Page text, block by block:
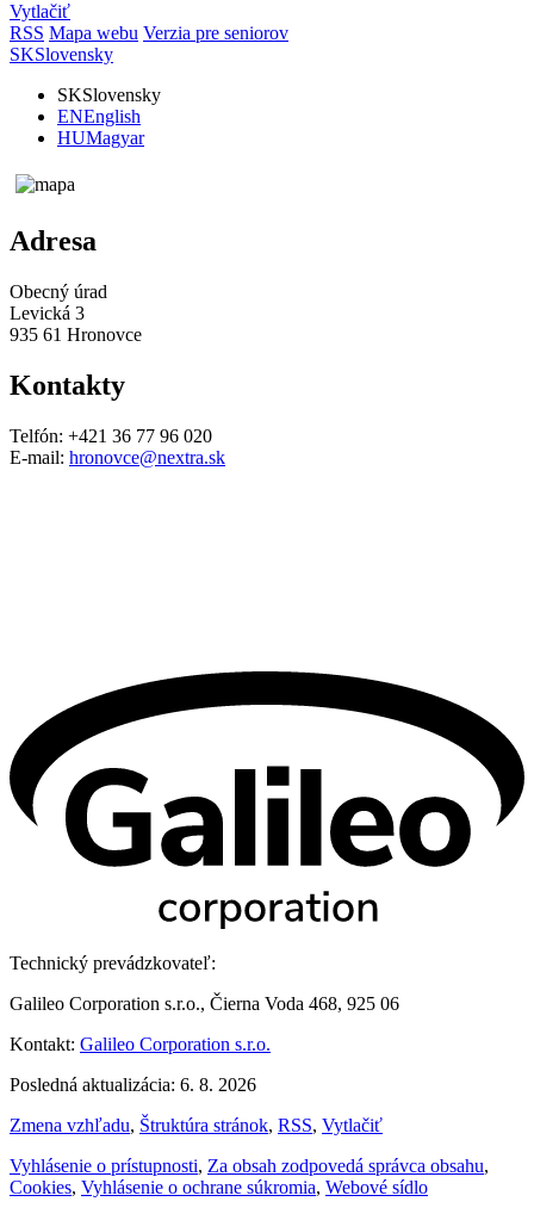
Vytlačiť
RSS Mapa webu Verzia pre seniorov
SKSlovensky
SKSlovensky
ENEnglish
HUMagyar
Adresa
Obecný úrad
Levická 3
935 61 Hronovce
Kontakty
Telfón: +421 36 77 96 020
E-mail: hronovce@nextra.sk
Technický prevádzkovateľ:
Galileo Corporation s.r.o., Čierna Voda 468, 925 06
Kontakt: Galileo Corporation s.r.o.
Posledná aktualizácia: 6. 8. 2026
Zmena vzhľadu, Štruktúra stránok, RSS, Vytlačiť
Vyhlásenie o prístupnosti, Za obsah zodpovedá správca obsahu,
Cookies, Vyhlásenie o ochrane súkromia, Webové sídlo